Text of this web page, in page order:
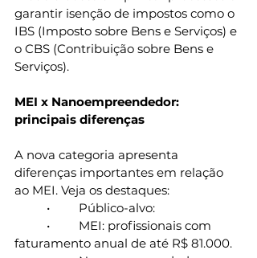
garantir isenção de impostos como o
IBS (Imposto sobre Bens e Serviços) e
o CBS (Contribuição sobre Bens e
Serviços).
MEI x Nanoempreendedor:
principais diferenças
A nova categoria apresenta
diferenças importantes em relação
ao MEI. Veja os destaques:
	•	Público-alvo:
faturamento anual de até R$ 81.000.